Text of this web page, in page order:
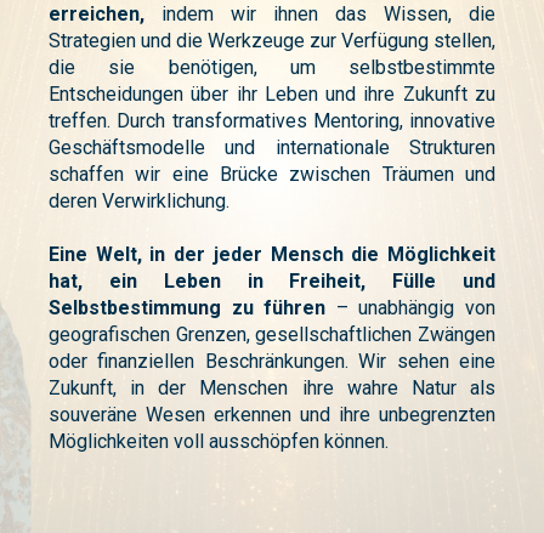
erreichen,
indem wir ihnen das Wissen, die
Strategien und die Werkzeuge zur Verfügung stellen,
die sie benötigen, um selbstbestimmte
Entscheidungen über ihr Leben und ihre Zukunft zu
treffen. Durch transformatives Mentoring, innovative
Geschäftsmodelle und internationale Strukturen
schaffen wir eine Brücke zwischen Träumen und
deren Verwirklichung.
Eine Welt, in der jeder Mensch die Möglichkeit
hat, ein Leben in Freiheit, Fülle und
Selbstbestimmung zu führen – unabhängig von
geografischen Grenzen, gesellschaftlichen Zwängen
oder finanziellen Beschränkungen. Wir sehen eine
Zukunft, in der Menschen ihre wahre Natur als
souveräne Wesen erkennen und ihre unbegrenzten
Möglichkeiten voll ausschöpfen können.